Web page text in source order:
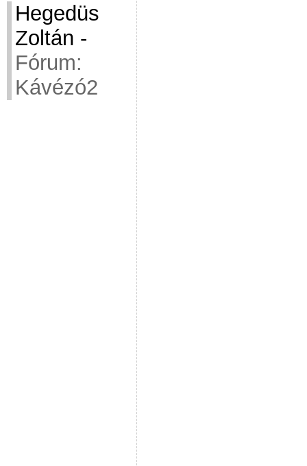
Hegedüs
Zoltán -
Fórum:
Kávézó2